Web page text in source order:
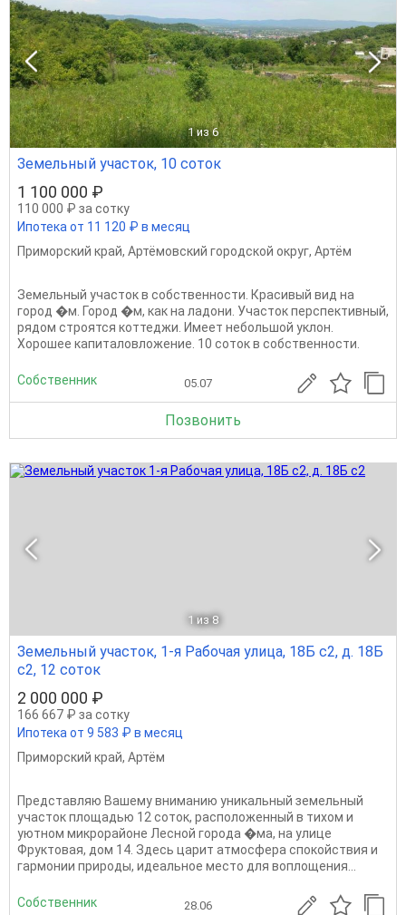
1 из 6
Земельный участок, 10 соток
1 100 000 ₽
110 000 ₽ за сотку
Ипотека от 11 120 ₽ в месяц
Приморский край, Артёмовский городской округ, Артём
Земельный участок в собственности. Красивый вид на
город �м. Город �м, как на ладони. Участок перспективный,
рядом строятся коттеджи. Имеет небольшой уклон.
Хорошее капиталовложение. 10 соток в собственности.
Собственник 05.07
Позвонить
1 из 8
Земельный участок, 1-я Рабочая улица, 18Б с2, д. 18Б
с2, 12 соток
2 000 000 ₽
166 667 ₽ за сотку
Ипотека от 9 583 ₽ в месяц
Приморский край, Артём
Представляю Вашему вниманию уникальный земельный
участок площадью 12 соток, расположенный в тихом и
уютном микрорайоне Лесной города �ма, на улице
Фруктовая, дом 14. Здесь царит атмосфера спокойствия и
гармонии природы, идеальное место для воплощения...
Собственник 28.06